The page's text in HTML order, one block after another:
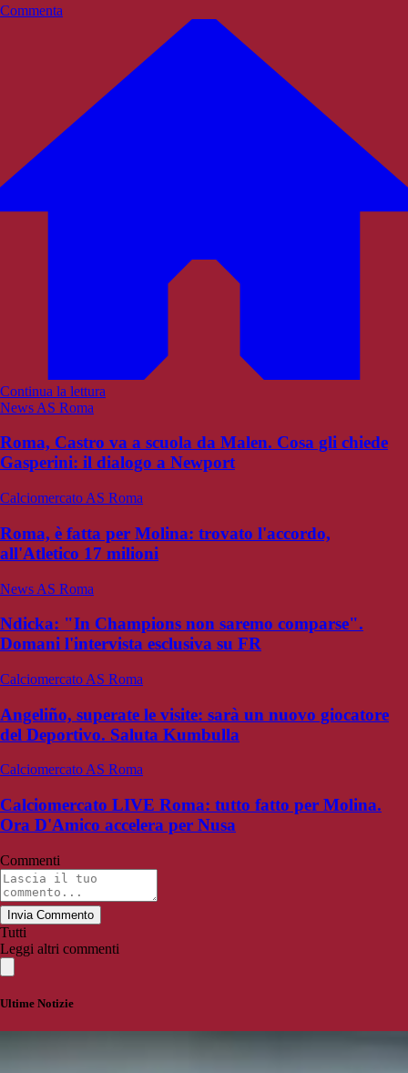
Commenta
Continua la lettura
News AS Roma
Roma, Castro va a scuola da Malen. Cosa gli chiede
Gasperini: il dialogo a Newport
Calciomercato AS Roma
Roma, è fatta per Molina: trovato l'accordo,
all'Atletico 17 milioni
News AS Roma
Ndicka: "In Champions non saremo comparse".
Domani l'intervista esclusiva su FR
Calciomercato AS Roma
Angeliño, superate le visite: sarà un nuovo giocatore
del Deportivo. Saluta Kumbulla
Calciomercato AS Roma
Calciomercato LIVE Roma: tutto fatto per Molina.
Ora D'Amico accelera per Nusa
Commenti
Invia Commento
Tutti
Leggi altri commenti
Ultime Notizie